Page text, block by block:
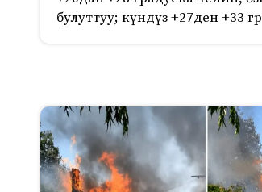
булуттуу; күндүз +27ден +33